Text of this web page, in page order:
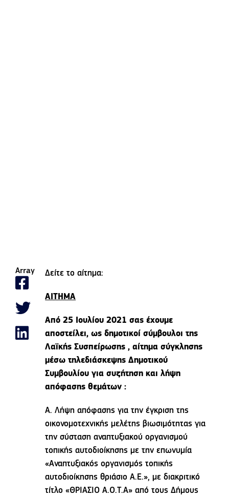
Array Δείτε το αίτημα:
ΑΙΤΗΜΑ
Από 25 Ιουλίου 2021 σας έχουμε
αποστείλει, ως δημοτικοί σύμβουλοι της
Λαϊκής Συσπείρωσης , αίτημα σύγκλησης
μέσω τηλεδιάσκεψης Δημοτικού
Συμβουλίου για συζήτηση και λήψη
απόφασης θεμάτων :
Α. Λήψη απόφασης για την έγκριση της
οικονομοτεχνικής μελέτης βιωσιμότητας για
την σύσταση αναπτυξιακού οργανισμού
τοπικής αυτοδιοίκησης με την επωνυμία
«Αναπτυξιακός οργανισμός τοπικής
αυτοδιοίκησης θριάσιο Α.Ε.», με διακριτικό
τίτλο «ΘΡΙΑΣΙΟ Α.Ο.Τ.Α» από τους Δήμους